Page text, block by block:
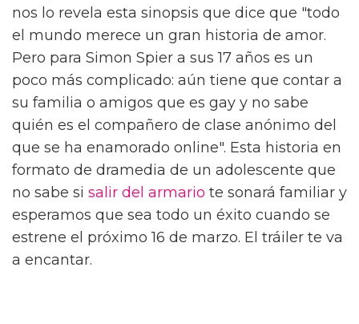
nos lo revela esta sinopsis que dice que "todo
el mundo merece un gran historia de amor.
Pero para Simon Spier a sus 17 años es un
poco más complicado: aún tiene que contar a
su familia o amigos que es gay y no sabe
quién es el compañero de clase anónimo del
que se ha enamorado online". Esta historia en
formato de dramedia de un adolescente que
no sabe si salir del armario te sonará familiar y
esperamos que sea todo un éxito cuando se
estrene el próximo 16 de marzo. El tráiler te va
a encantar.